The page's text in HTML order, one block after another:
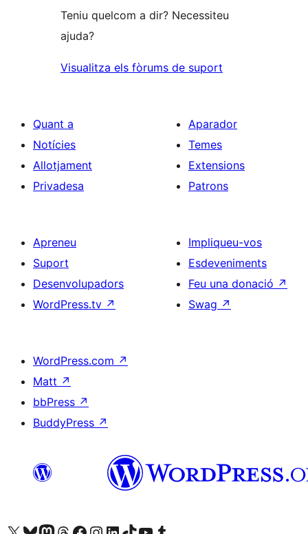
Teniu quelcom a dir? Necessiteu
ajuda?
Visualitza els fòrums de suport
Quant a
Notícies
Allotjament
Privadesa
Aparador
Temes
Extensions
Patrons
Apreneu
Suport
Desenvolupadors
WordPress.tv ↗
Impliqueu-vos
Esdeveniments
Feu una donació ↗
Swag ↗
WordPress.com ↗
Matt ↗
bbPress ↗
BuddyPress ↗